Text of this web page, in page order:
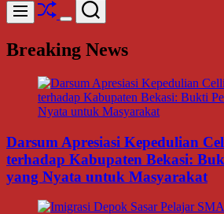
Menu Shuffle
Switch
mode
Search
Breaking News
Darsum Apresiasi Kepedulian
terhadap Kabupaten Bekasi:
yang Nyata untuk Masyarakat